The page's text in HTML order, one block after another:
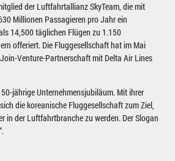
der Luftfahrtallianz SkyTeam, die mit
Millionen Passagieren pro Jahr ein
14,500 täglichen Flügen zu 1.150
offeriert. Die Fluggesellschaft hat im Mai
Venture-Partnerschaft mit Delta Air Lines
jährige Unternehmensjubiläum. Mit ihrer
die koreanische Fluggesellschaft zum Ziel,
in der Luftfahrtbranche zu werden. Der Slogan